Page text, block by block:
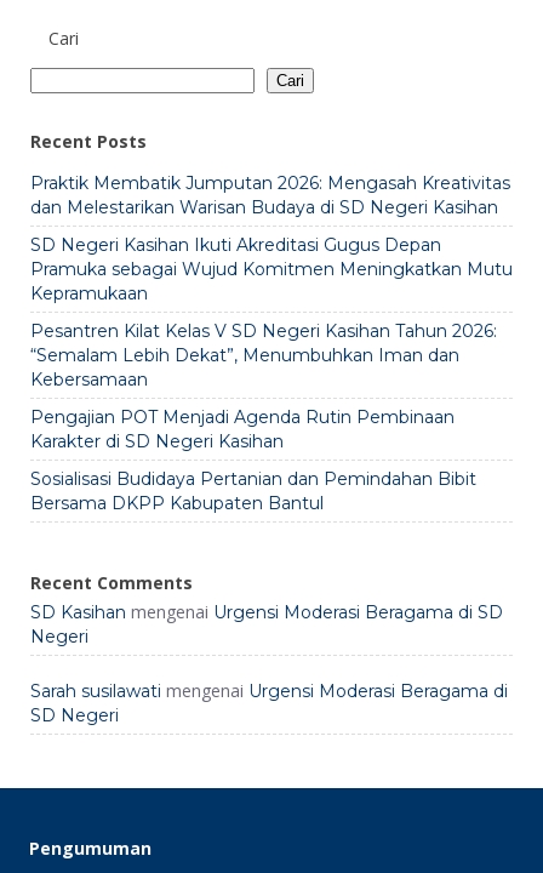
Cari
Cari
Recent Posts
Praktik Membatik Jumputan 2026: Mengasah Kreativitas
dan Melestarikan Warisan Budaya di SD Negeri Kasihan
SD Negeri Kasihan Ikuti Akreditasi Gugus Depan
Pramuka sebagai Wujud Komitmen Meningkatkan Mutu
Kepramukaan
Pesantren Kilat Kelas V SD Negeri Kasihan Tahun 2026:
“Semalam Lebih Dekat”, Menumbuhkan Iman dan
Kebersamaan
Pengajian POT Menjadi Agenda Rutin Pembinaan
Karakter di SD Negeri Kasihan
Sosialisasi Budidaya Pertanian dan Pemindahan Bibit
Bersama DKPP Kabupaten Bantul
Recent Comments
SD Kasihan mengenai Urgensi Moderasi Beragama di SD
Negeri
Sarah susilawati mengenai Urgensi Moderasi Beragama di
SD Negeri
Pengumuman